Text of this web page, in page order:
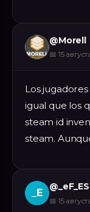
@Morell
📅 15
Los
igual que los
steam id
steam.
_E
@
📅 15